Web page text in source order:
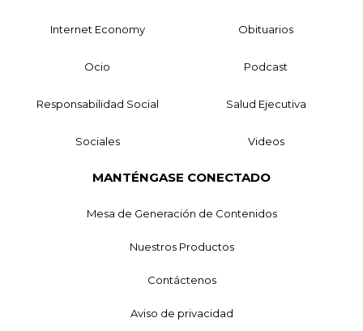
Internet Economy Obituarios
Ocio Podcast
Responsabilidad Social Salud Ejecutiva
Sociales Videos
MANTÉNGASE CONECTADO
Mesa de Generación de Contenidos
Nuestros Productos
Contáctenos
Aviso de privacidad